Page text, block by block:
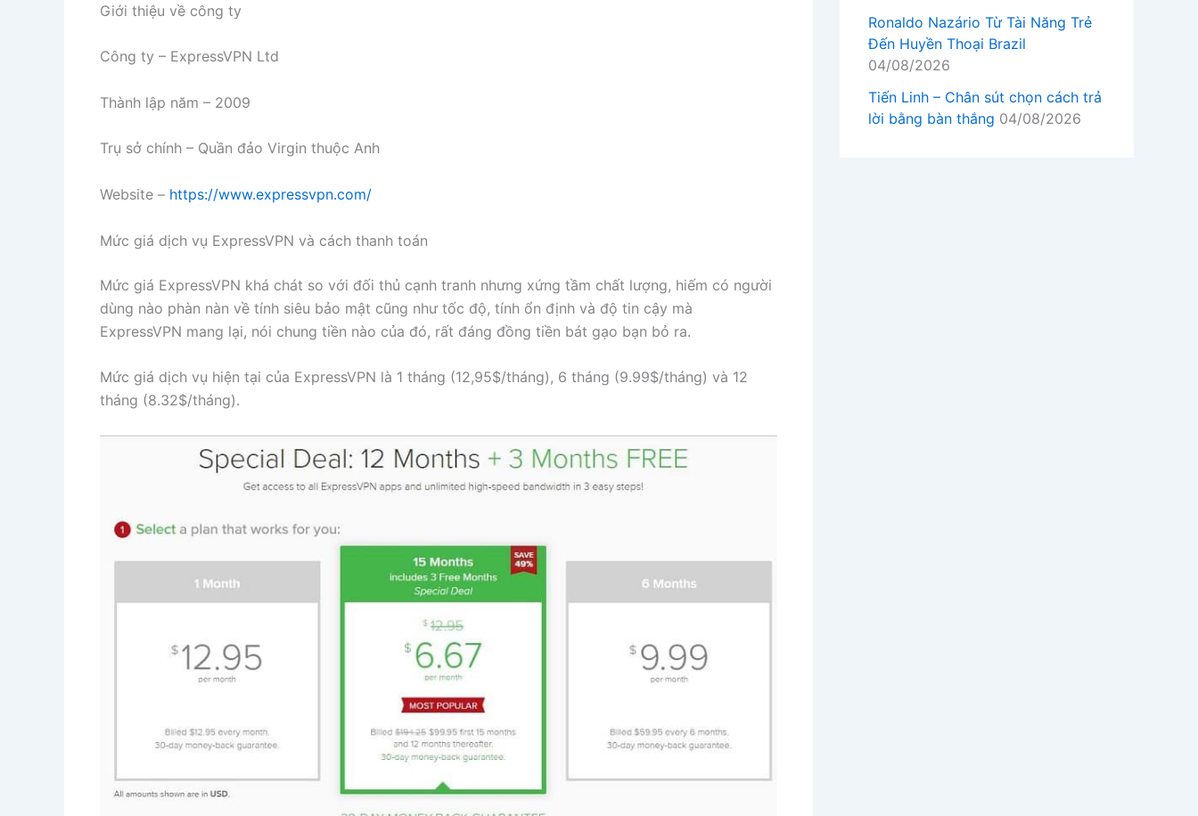
Giới thiệu về công ty
Công ty – ExpressVPN Ltd
Thành lập năm – 2009
Trụ sở chính – Quần đảo Virgin thuộc Anh
Website – https://www.expressvpn.com/
Mức giá dịch vụ ExpressVPN và cách thanh toán
Mức giá ExpressVPN khá chát so với đối thủ cạnh tranh nhưng xứng tầm chất lượng, hiếm có người
dùng nào phàn nàn về tính siêu bảo mật cũng như tốc độ, tính ổn định và độ tin cậy mà
ExpressVPN mang lại, nói chung tiền nào của đó, rất đáng đồng tiền bát gạo bạn bỏ ra.
Mức giá dịch vụ hiện tại của ExpressVPN là 1 tháng (12,95$/tháng), 6 tháng (9.99$/tháng) và 12
tháng (8.32$/tháng).
Ronaldo Nazário Từ Tài Năng Trẻ
Đến Huyền Thoại Brazil
04/08/2026
Tiến Linh – Chân sút chọn cách trả
lời bằng bàn thắng 04/08/2026